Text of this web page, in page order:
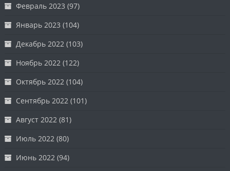
Февраль 2023 (97)
Январь 2023 (104)
Декабрь 2022 (103)
Ноябрь 2022 (122)
Октябрь 2022 (104)
Сентябрь 2022 (101)
Август 2022 (81)
Июль 2022 (80)
Июнь 2022 (94)